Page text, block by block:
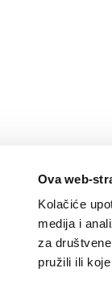
Ova web-
Kolačiće
medija i
za
pružili ili